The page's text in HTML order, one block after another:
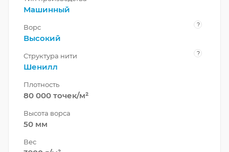
Машинный
Ворс ?
Высокий
Структура нити ?
Шенилл
Плотность
80 000 точек/м²
Высота ворса
50 мм
Вес